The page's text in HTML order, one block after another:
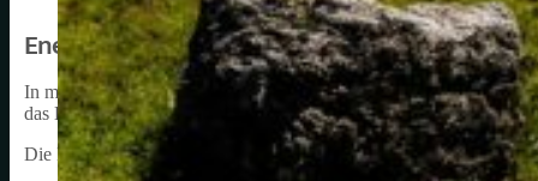
Energieübertragung
In meiner Rolle als Kurbelarm bin ich dafür verantwortlich, die
das Hinterrad zu übertragen. Ich diene als ein zentrales Element,
Die Energieübertragung funktioniert folgendermaßen: